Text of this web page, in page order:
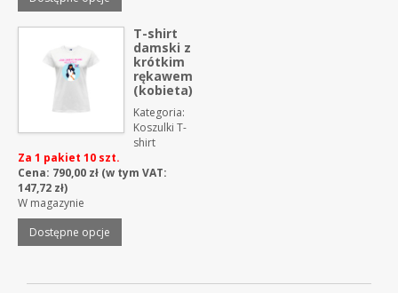
T-shirt
damski z
krótkim
rękawem
(kobieta)
Kategoria:
Koszulki T-
shirt
Za 1 pakiet 10 szt.
Cena: 790,00 zł (w tym VAT:
147,72 zł)
W magazynie
Dostępne opcje